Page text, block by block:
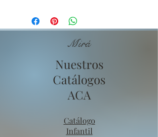
Mirá
Nuestros
Catálogos
ACA
Catálogo
Infantil